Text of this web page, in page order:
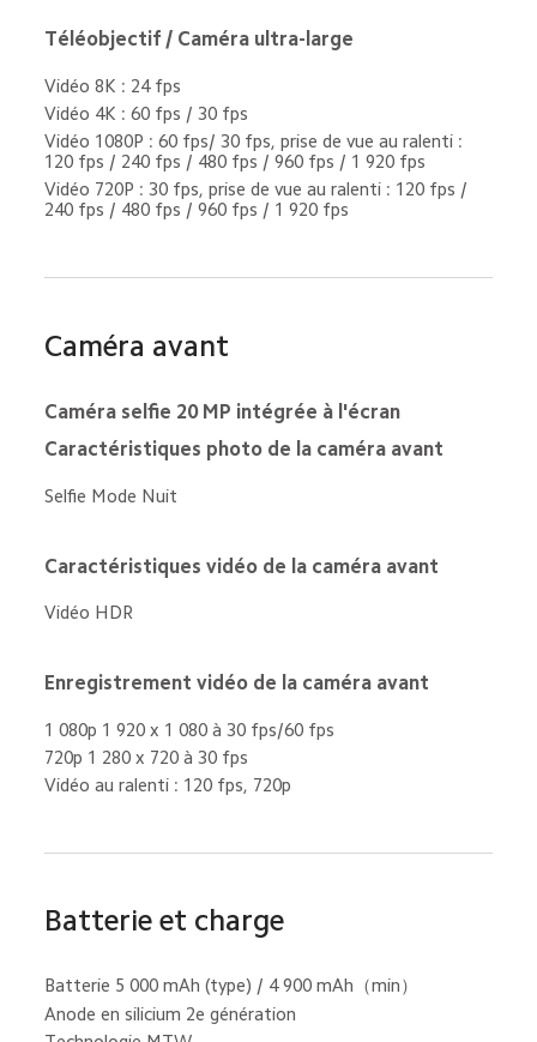
Téléobjectif / Caméra ultra-large
Vidéo 8K : 24 fps
Vidéo 4K : 60 fps / 30 fps
Vidéo 1080P : 60 fps/ 30 fps, prise de vue au ralenti :
120 fps / 240 fps / 480 fps / 960 fps / 1 920 fps
Vidéo 720P : 30 fps, prise de vue au ralenti : 120 fps /
240 fps / 480 fps / 960 fps / 1 920 fps
Caméra avant
Caméra selfie 20 MP intégrée à l'écran
Caractéristiques photo de la caméra avant
Selfie Mode Nuit
Caractéristiques vidéo de la caméra avant
Vidéo HDR
Enregistrement vidéo de la caméra avant
1 080p 1 920 x 1 080 à 30 fps/60 fps
720p 1 280 x 720 à 30 fps
Vidéo au ralenti : 120 fps, 720p
Batterie et charge
Batterie 5 000 mAh (type) / 4 900 mAh（min）
Anode en silicium 2e génération